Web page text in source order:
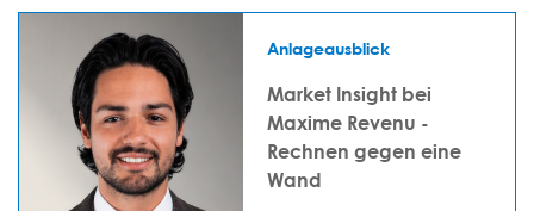
Anlageausblick
Market Insight bei
Maxime Revenu -
Rechnen gegen eine
Wand